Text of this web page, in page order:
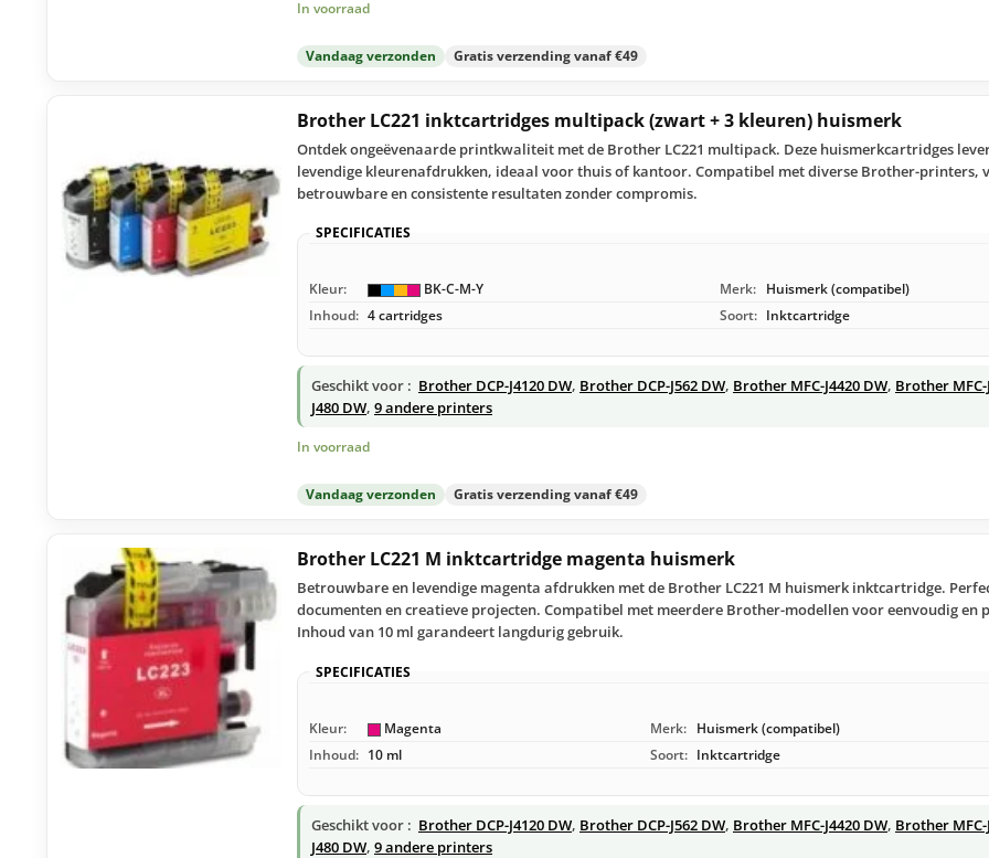
In voorraad
Vandaag verzonden Gratis verzending vanaf €49
Brother LC221 inktcartridges multipack (zwart + 3 kleuren) huismerk
Ontdek ongeëvenaarde printkwaliteit met de Brother LC221 multipack. Deze huismerkcartridges
levendige kleurenafdrukken, ideaal voor thuis of kantoor. Compatibel met diverse Brother-printers,
betrouwbare en consistente resultaten zonder compromis.
SPECIFICATIES
Kleur: BK-C-M-Y Merk: Huismerk (compatibel)
Inhoud: 4 cartridges Soort: Inktcartridge
Geschikt voor : Brother DCP-J4120 DW, Brother DCP-J562 DW, Brother MFC-J4420 DW, Brother MFC-
J480 DW, 9 andere printers
In voorraad
Vandaag verzonden Gratis verzending vanaf €49
Brother LC221 M inktcartridge magenta huismerk
Betrouwbare en levendige magenta afdrukken met de Brother LC221 M huismerk inktcartridge.
documenten en creatieve projecten. Compatibel met meerdere Brother-modellen voor eenvoudig en
Inhoud van 10 ml garandeert langdurig gebruik.
SPECIFICATIES
Kleur: Magenta Merk: Huismerk (compatibel)
Inhoud: 10 ml Soort: Inktcartridge
Geschikt voor : Brother DCP-J4120 DW, Brother DCP-J562 DW, Brother MFC-J4420 DW, Brother MFC-
J480 DW, 9 andere printers